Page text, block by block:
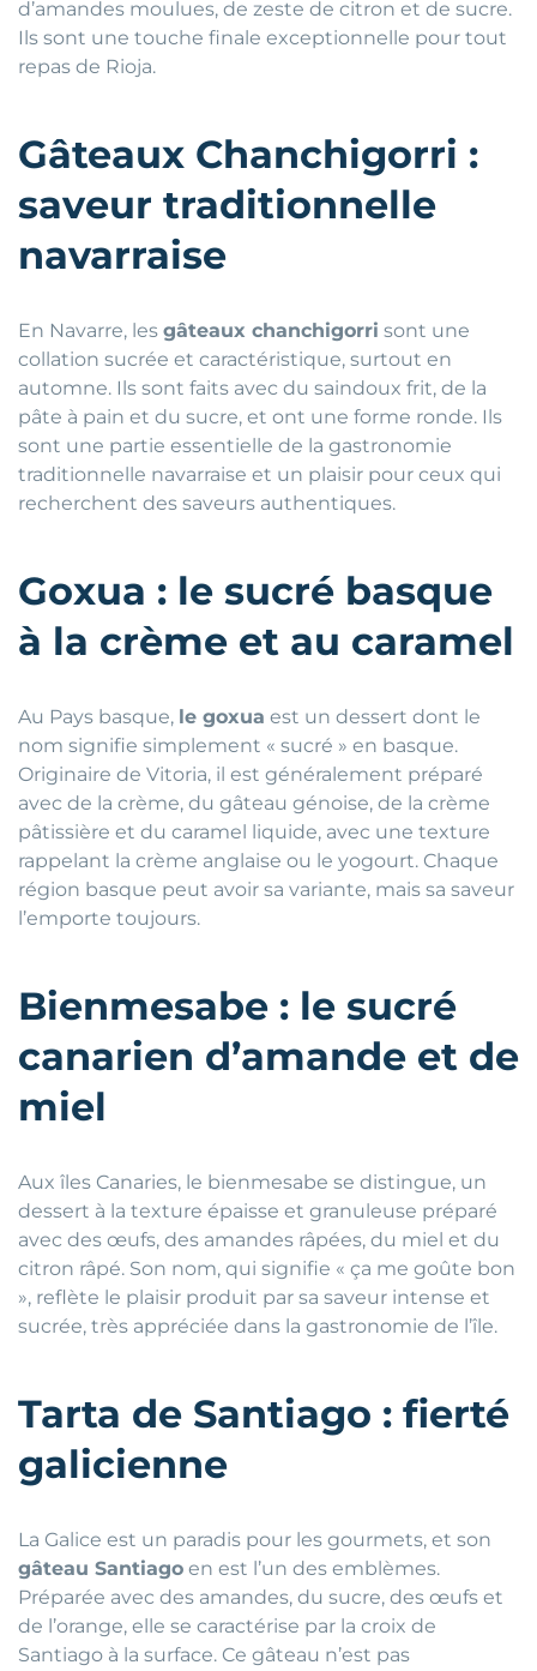
d’amandes moulues, de zeste de citron et de sucre.
Ils sont une touche finale exceptionnelle pour tout
repas de Rioja.
Gâteaux Chanchigorri :
saveur traditionnelle
navarraise
En Navarre, les gâteaux chanchigorri sont une
collation sucrée et caractéristique, surtout en
automne. Ils sont faits avec du saindoux frit, de la
pâte à pain et du sucre, et ont une forme ronde. Ils
sont une partie essentielle de la gastronomie
traditionnelle navarraise et un plaisir pour ceux qui
recherchent des saveurs authentiques.
Goxua : le sucré basque
à la crème et au caramel
Au Pays basque, le goxua est un dessert dont le
nom signifie simplement « sucré » en basque.
Originaire de Vitoria, il est généralement préparé
avec de la crème, du gâteau génoise, de la crème
pâtissière et du caramel liquide, avec une texture
rappelant la crème anglaise ou le yogourt. Chaque
région basque peut avoir sa variante, mais sa saveur
l’emporte toujours.
Bienmesabe : le sucré
canarien d’amande et de
miel
Aux îles Canaries, le bienmesabe se distingue, un
dessert à la texture épaisse et granuleuse préparé
avec des œufs, des amandes râpées, du miel et du
citron râpé. Son nom, qui signifie « ça me goûte bon
», reflète le plaisir produit par sa saveur intense et
sucrée, très appréciée dans la gastronomie de l’île.
Tarta de Santiago : fierté
galicienne
La Galice est un paradis pour les gourmets, et son
gâteau Santiago en est l’un des emblèmes.
Préparée avec des amandes, du sucre, des œufs et
de l’orange, elle se caractérise par la croix de
Santiago à la surface. Ce gâteau n’est pas